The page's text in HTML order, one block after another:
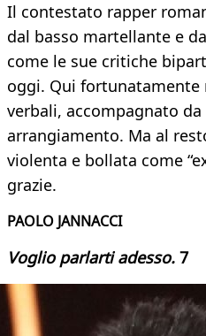
Il contestato rapper
dal basso martellante e
come le sue critiche
oggi. Qui fortunatamente
verbali, accompagnato
arrangiamento. Ma al
violenta e bollata come
grazie.
PAOLO JANNACCI
Voglio parlarti adesso. 7